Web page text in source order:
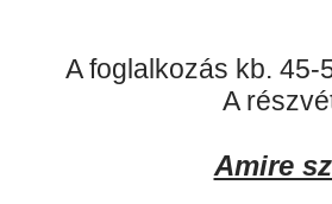
A foglalkozás kb.
A
Amire